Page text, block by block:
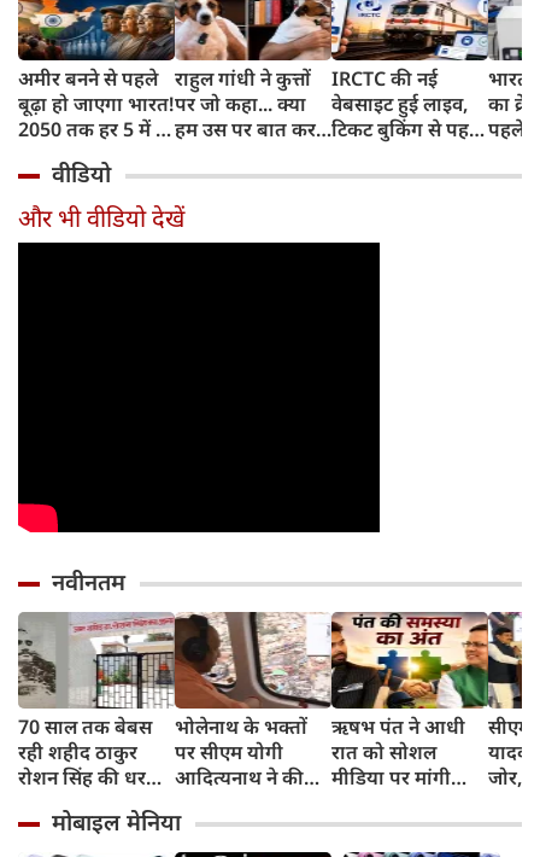
अमीर बनने से पहले
बूढ़ा हो जाएगा भारत!
2050 तक हर 5 में 1
साल से ज्यादा उम्र का
राहुल गांधी ने कुत्तों
पर जो कहा... क्या
हम उस पर बात कर
IRCTC की नई
वेबसाइट हुई लाइव,
टिकट बुकिंग से पहले
काम, जानें पूरा
भारत
का
पहले
और
वीडियो
और भी वीडियो देखें
नवीनतम
70 साल तक बेबस
रही शहीद ठाकुर
रोशन सिंह की धरती,
मिटा दिया तीन
भोलेनाथ के भक्तों
पर सीएम योगी
आदित्यनाथ ने की
ऋषभ पंत ने आधी
रात को सोशल
मीडिया पर मांगी
धामी ने बढ़ाया मदद
सीएम
यादव
जोर,
लिए
मोबाइल मेनिया